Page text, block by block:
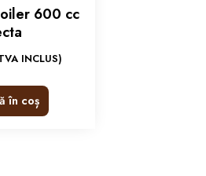
600 cc
INCLUS)
în coș